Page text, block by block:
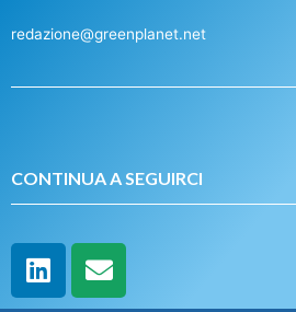
redazione@greenplanet.net
CONTINUA A SEGUIRCI